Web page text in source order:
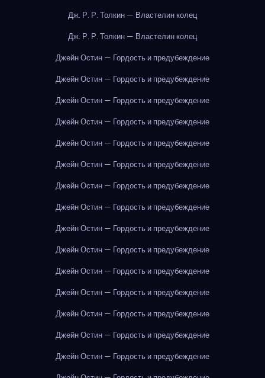
Дж. Р. Р. Толкин — Властелин колец
Дж. Р. Р. Толкин — Властелин колец
Джейн Остин — Гордость и предубеждение
Джейн Остин — Гордость и предубеждение
Джейн Остин — Гордость и предубеждение
Джейн Остин — Гордость и предубеждение
Джейн Остин — Гордость и предубеждение
Джейн Остин — Гордость и предубеждение
Джейн Остин — Гордость и предубеждение
Джейн Остин — Гордость и предубеждение
Джейн Остин — Гордость и предубеждение
Джейн Остин — Гордость и предубеждение
Джейн Остин — Гордость и предубеждение
Джейн Остин — Гордость и предубеждение
Джейн Остин — Гордость и предубеждение
Джейн Остин — Гордость и предубеждение
Джейн Остин — Гордость и предубеждение